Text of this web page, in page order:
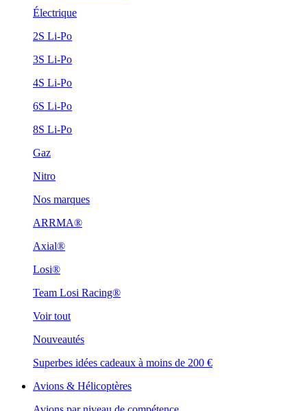
Électrique
2S Li-Po
3S Li-Po
4S Li-Po
6S Li-Po
8S Li-Po
Gaz
Nitro
Nos marques
ARRMA®
Axial®
Losi®
Team Losi Racing®
Voir tout
Nouveautés
Superbes idées cadeaux à moins de 200 €
Avions & Hélicoptères